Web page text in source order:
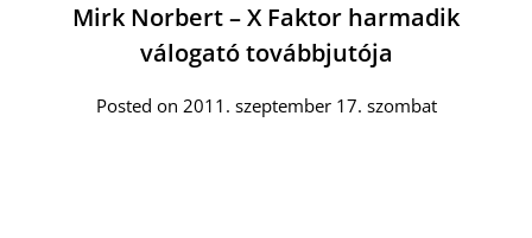
Mirk Norbert – X Faktor harmadik
válogató továbbjutója
Posted on 2011. szeptember 17. szombat